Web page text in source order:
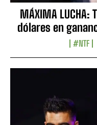
MÁXIMA
dólares en
#NTF